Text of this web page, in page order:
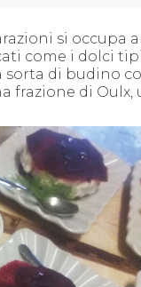
si occupa
come i dolci
sorta di budino
frazione di Oulx,